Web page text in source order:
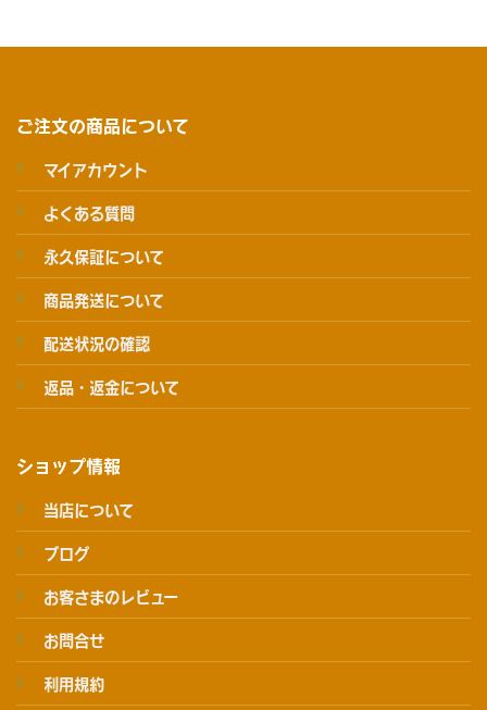
ご注文の商品について
マイアカウント
よくある質問
永久保証について
商品発送について
配送状況の確認
返品・返金について
ショップ情報
当店について
ブログ
お客さまのレビュー
お問合せ
利用規約